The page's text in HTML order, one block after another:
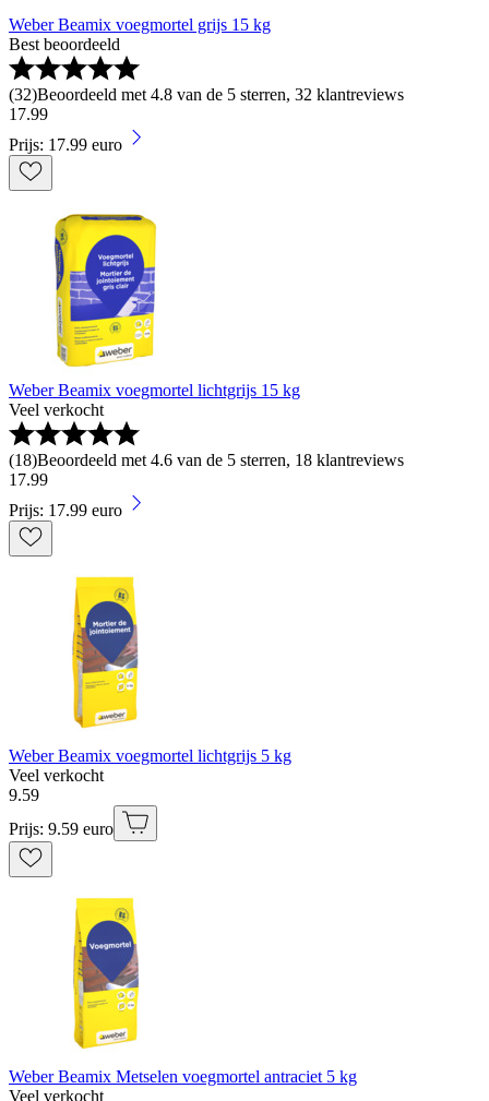
Weber Beamix voegmortel grijs 15 kg
Best beoordeeld
(32)Beoordeeld met 4.8 van de 5 sterren, 32 klantreviews
17.99
Prijs: 17.99 euro
Weber Beamix voegmortel lichtgrijs 15 kg
Veel verkocht
(18)Beoordeeld met 4.6 van de 5 sterren, 18 klantreviews
17.99
Prijs: 17.99 euro
Weber Beamix voegmortel lichtgrijs 5 kg
Veel verkocht
9.59
Prijs: 9.59 euro
Weber Beamix Metselen voegmortel antraciet 5 kg
Veel verkocht